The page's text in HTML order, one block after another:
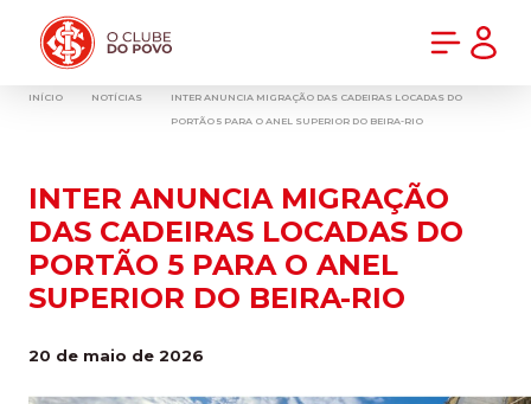
INÍCIO NOTÍCIAS
INTER ANUNCIA MIGRAÇÃO DAS CADEIRAS LOCADAS DO
PORTÃO 5 PARA O ANEL SUPERIOR DO BEIRA-RIO
INTER ANUNCIA MIGRAÇÃO
DAS CADEIRAS LOCADAS DO
PORTÃO 5 PARA O ANEL
SUPERIOR DO BEIRA-RIO
20 de maio de 2026